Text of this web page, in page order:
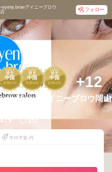
eyeny.browアイニーブロウ
フォロー
1
中国
2026年 7月
1
中国
2026年 6月
1
中国
2026年 5月 +12
アイニーブロウ岡山
157
平均予算-円